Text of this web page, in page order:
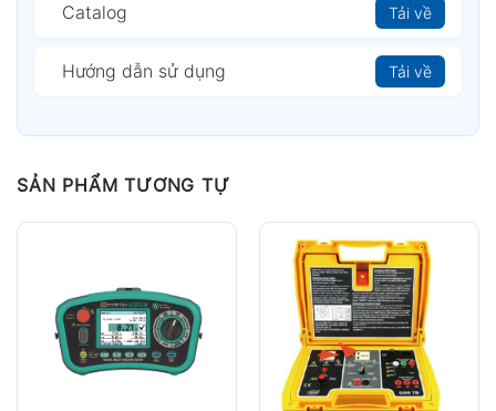
Catalog Tải về
Hướng dẫn sử dụng Tải về
SẢN PHẨM TƯƠNG TỰ